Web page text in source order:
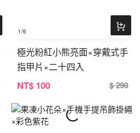
1/6
極光粉紅小熊亮面×穿戴式手
指甲片×二十四入
NT$ 100 $ 290